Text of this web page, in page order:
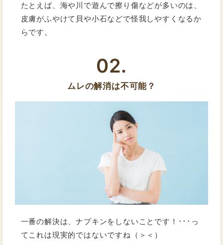
たとえば、海や川で遊んで擦り傷などが多いのは、
皮膚がふやけて貝や小石などで怪我しやすくなるか
らです。
02.
ムレの解消は不可能？
一番の解決は、ナプキンをしないことです！･･･っ
てこれは現実的ではないですね（＞＜）